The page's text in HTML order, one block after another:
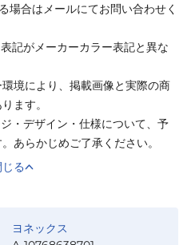
場合はメールにてお問い合わせく
記がメーカーカラー表記と異な
境により、掲載画像と実際の商
ます。
・デザイン・仕様について、予
あらかじめご了承ください。
る
ヨネックス